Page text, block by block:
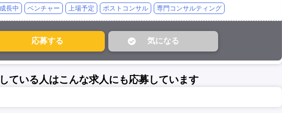
成長中 ベンチャー 上場予定 ポストコンサル 専門コンサルティング
ている人はこんな求人にも応募しています